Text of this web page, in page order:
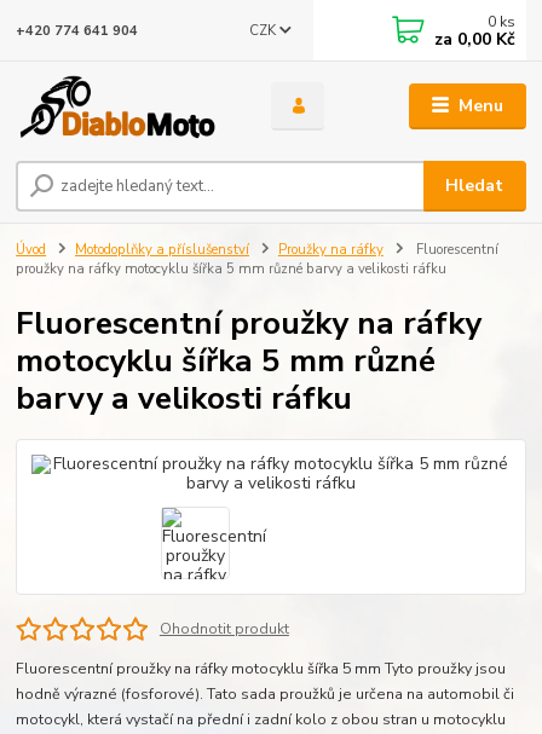
Menu
CZK
Hledat
+420 774 641 904 0 ks
za 0,00 Kč
Úvod Motodoplňky a příslušenství Proužky na ráfky
Fluorescentní
proužky na ráfky motocyklu šířka 5 mm různé barvy a velikosti ráfku
Fluorescentní proužky na ráfky
motocyklu šířka 5 mm různé
barvy a velikosti ráfku
Ohodnotit produkt
Fluorescentní proužky na ráfky motocyklu šířka 5 mm Tyto proužky jsou
hodně výrazné (fosforové). Tato sada proužků je určena na automobil či
motocykl, která vystačí na přední i zadní kolo z obou stran u motocyklu